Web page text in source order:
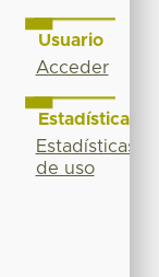
Usuario
Acceder
Estadísticas
Estadísticas
de uso